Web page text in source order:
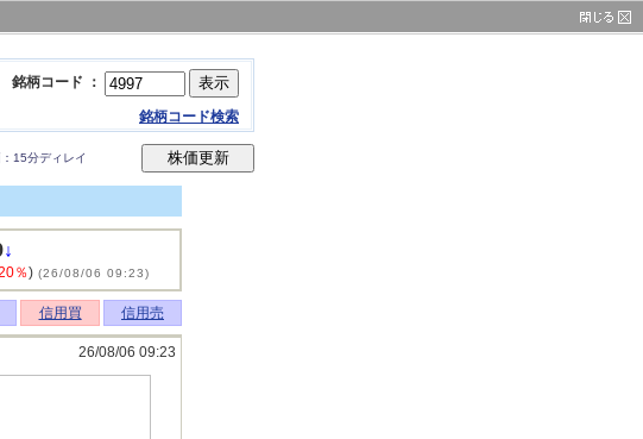
銘柄コード ：
銘柄コード検索
15分ディレイ
↓
％) (26/08/06 09:23)
信用買 信用売
26/08/06 09:23